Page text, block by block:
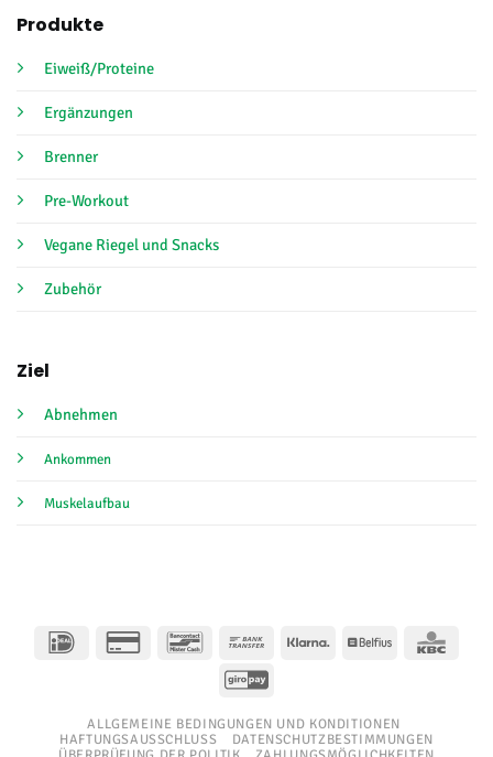
Produkte
Eiweiß/Proteine
Ergänzungen
Brenner
Pre-Workout
Vegane Riegel und Snacks
Zubehör
Ziel
Abnehmen
Ankommen
Muskelaufbau
IDeal
Kreditkarte BancontactBanküberweisung
Klarna Belfius
GiroPay
ALLGEMEINE BEDINGUNGEN UND KONDITIONEN
HAFTUNGSAUSSCHLUSS
DATENSCHUTZBESTIMMUNGEN